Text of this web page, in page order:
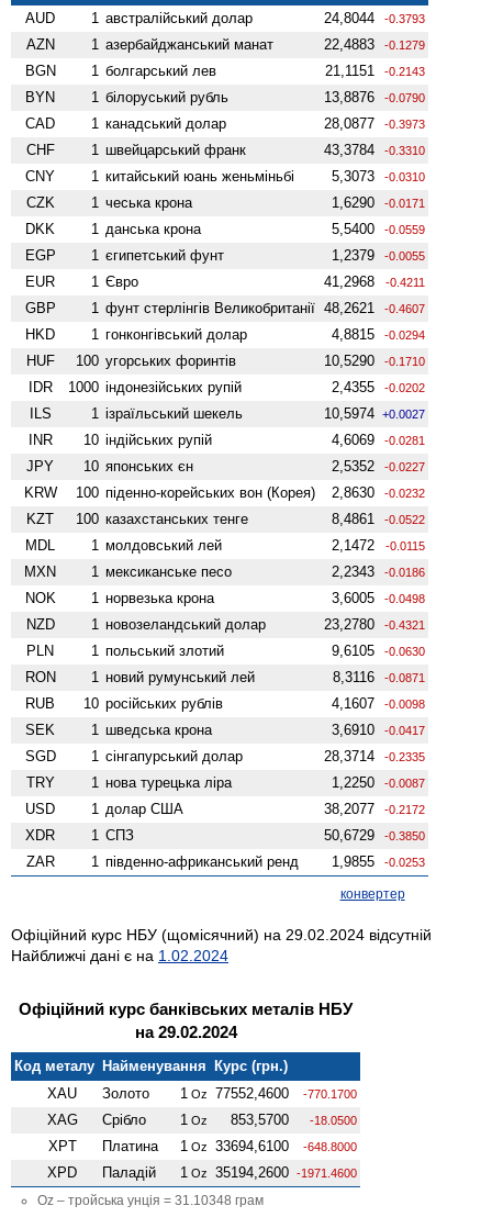
AUD
1 австралійський долар 24,8044 -0.3793
AZN 1 азербайджанський манат 22,4883 -0.1279
BGN 1 болгарський лев 21,1151 -0.2143
BYN 1 білоруський рубль 13,8876 -0.0790
CAD 1 канадський долар 28,0877 -0.3973
CHF 1 швейцарський франк 43,3784 -0.3310
CNY 1 китайський юань женьмiньбi 5,3073 -0.0310
CZK 1 чеська крона 1,6290 -0.0171
DKK 1 данська крона 5,5400 -0.0559
EGP 1 єгипетський фунт 1,2379 -0.0055
EUR 1 Євро 41,2968 -0.4211
GBP 1 фунт стерлінгів Велико­британії 48,2621 -0.4607
HKD 1 гонконгівський долар 4,8815 -0.0294
HUF 100 угорських форинтів 10,5290 -0.1710
IDR 1000 індонезійських рупій 2,4355 -0.0202
ILS 1 ізраїльський шекель 10,5974 +0.0027
INR 10 індійських рупій 4,6069 -0.0281
JPY 10 японських єн 2,5352 -0.0227
KRW 100 піденно-корейських вон (Корея) 2,8630 -0.0232
KZT 100 казахстанських тенге 8,4861 -0.0522
MDL 1 молдовський лей 2,1472 -0.0115
MXN 1 мексиканське песо 2,2343 -0.0186
NOK 1 норвезька крона 3,6005 -0.0498
NZD 1 ново­зеландський долар 23,2780 -0.4321
PLN 1 польський злотий 9,6105 -0.0630
RON 1 новий румунський лей 8,3116 -0.0871
RUB 10 російських рублів 4,1607 -0.0098
SEK 1 шведська крона 3,6910 -0.0417
SGD 1 сінгапурський долар 28,3714 -0.2335
TRY 1 нова турецька ліра 1,2250 -0.0087
USD 1 долар США 38,2077 -0.2172
XDR 1 СПЗ 50,6729 -0.3850
ZAR 1 південно-африканський ренд 1,9855 -0.0253
конвертер
Офіційний курс НБУ (щомісячний) на 29.02.2024 відсутній
Найближчі дані є на 1.02.2024
Офіційний курс банківських металів НБУ
на 29.02.2024
Код металу Найменування Курс (грн.)
XAU
Золото 1 Oz 77552,4600 -770.1700
XAG Срібло 1 Oz 853,5700 -18.0500
XPT Платина 1 Oz 33694,6100 -648.8000
XPD Паладій 1 Oz 35194,2600 -1971.4600
Oz – тройська унція = 31.10348 грам